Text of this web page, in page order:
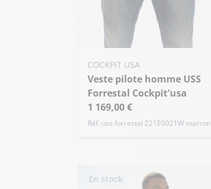
42 US / L
COCKPIT USA
Veste pilote homme USS
Forrestal Cockpit'usa
1 169,00 €
Réf. uss forrestal Z21E0021W marron
En stock